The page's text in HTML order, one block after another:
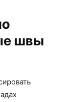
швы